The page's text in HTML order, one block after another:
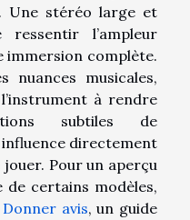
Une stéréo large et
l’ampleur
immersion complète.
nuances musicales,
à rendre
subtiles de
directement
Pour un aperçu
de certains modèles,
avis, un guide